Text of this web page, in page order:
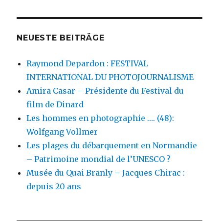
NEUESTE BEITRÄGE
Raymond Depardon : FESTIVAL
INTERNATIONAL DU PHOTOJOURNALISME
Amira Casar – Présidente du Festival du
film de Dinard
Les hommes en photographie …. (48):
Wolfgang Vollmer
Les plages du débarquement en Normandie
– Patrimoine mondial de l’UNESCO ?
Musée du Quai Branly – Jacques Chirac :
depuis 20 ans